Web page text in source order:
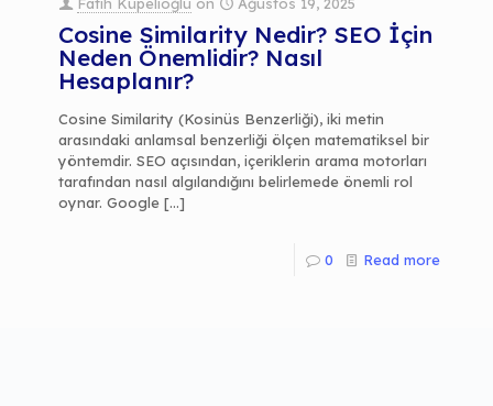
Fatih Küpelioğlu on Ağustos 19, 2025
Cosine Similarity Nedir? SEO İçin
Neden Önemlidir? Nasıl
Hesaplanır?
Cosine Similarity (Kosinüs Benzerliği), iki metin
arasındaki anlamsal benzerliği ölçen matematiksel bir
yöntemdir. SEO açısından, içeriklerin arama motorları
tarafından nasıl algılandığını belirlemede önemli rol
oynar. Google […]
0 Read more